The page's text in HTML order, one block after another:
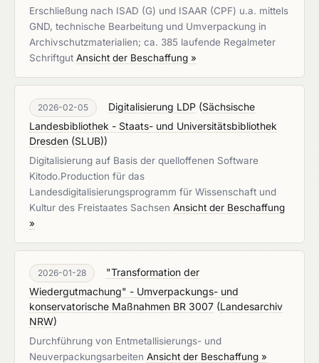
Erschließung nach ISAD (G) und ISAAR (CPF) u.a. mittels
GND, technische Bearbeitung und Umverpackung in
Archivschutzmaterialien; ca. 385 laufende Regalmeter
Schriftgut Ansicht der Beschaffung »
2026-02-05 Digitalisierung LDP (Sächsische
Landesbibliothek - Staats- und Universitätsbibliothek
Dresden (SLUB))
Digitalisierung auf Basis der quelloffenen Software
Kitodo.Production für das
Landesdigitalisierungsprogramm für Wissenschaft und
Kultur des Freistaates Sachsen Ansicht der Beschaffung
»
2026-01-28
"Transformation der
Wiedergutmachung" - Umverpackungs- und
konservatorische Maßnahmen BR 3007 (Landesarchiv
NRW)
Durchführung von Entmetallisierungs- und
Neuverpackungsarbeiten Ansicht der Beschaffung »